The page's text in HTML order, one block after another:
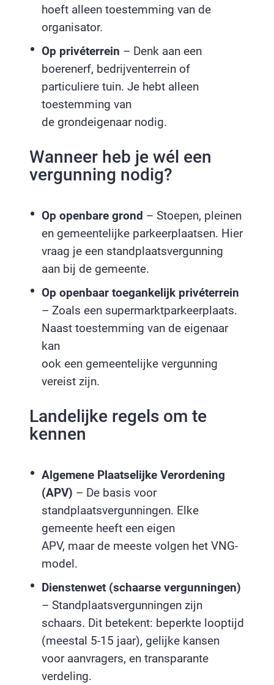
hoeft alleen toestemming van de
organisator.
Op privéterrein – Denk aan een
boerenerf, bedrijventerrein of
particuliere tuin. Je hebt alleen
toestemming van
de grondeigenaar nodig.
Wanneer heb je wél een
vergunning nodig?
Op openbare grond – Stoepen, pleinen
en gemeentelijke parkeerplaatsen. Hier
vraag je een standplaatsvergunning
aan bij de gemeente.
Op openbaar toegankelijk privéterrein
– Zoals een supermarktparkeerplaats.
Naast toestemming van de eigenaar
kan
ook een gemeentelijke vergunning
vereist zijn.
Landelijke regels om te
kennen
Algemene Plaatselijke Verordening
(APV) – De basis voor
standplaatsvergunningen. Elke
gemeente heeft een eigen
APV, maar de meeste volgen het VNG-
model.
Dienstenwet (schaarse vergunningen)
– Standplaatsvergunningen zijn
schaars. Dit betekent: beperkte looptijd
(meestal 5-15 jaar), gelijke kansen
voor aanvragers, en transparante
verdeling.